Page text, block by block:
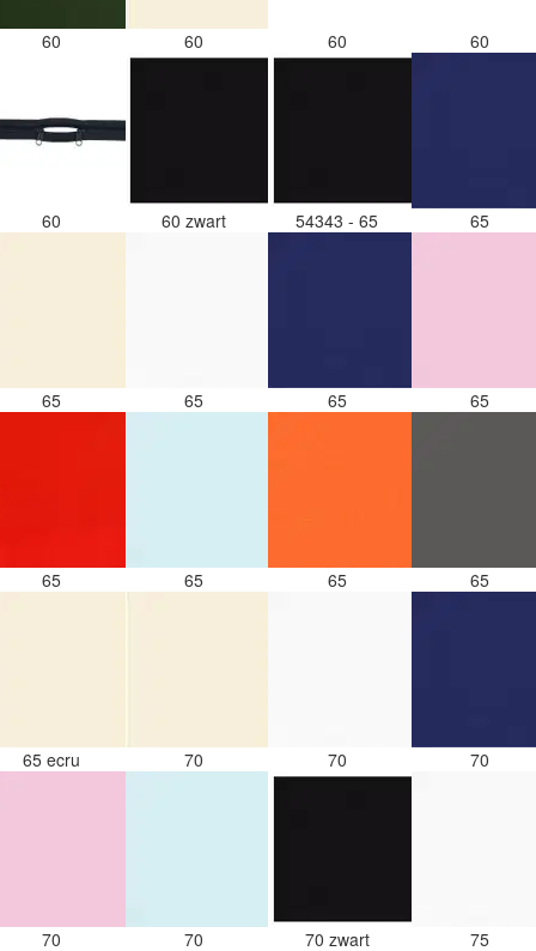
60 60 60 60
60 60 zwart 54343 - 65 65
65 65 65 65
65 65 65 65
65 ecru 70 70 70
70 70 70 zwart 75